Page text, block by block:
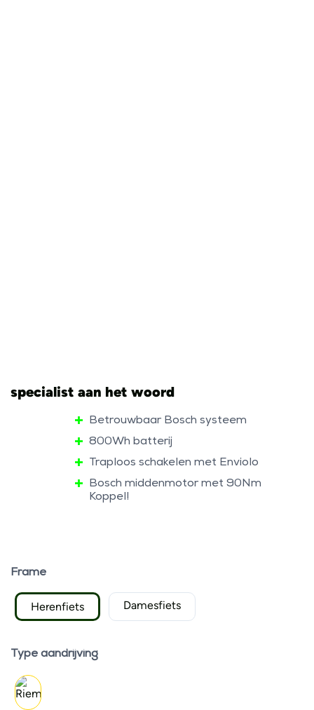
specialist aan het woord
Betrouwbaar Bosch systeem
800Wh batterij
Traploos schakelen met Enviolo
Bosch middenmotor met 90Nm
Koppel!
Frame
Herenfiets Damesfiets
Type aandrijving